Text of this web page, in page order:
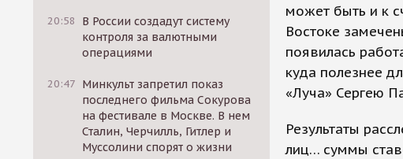
20:58
В России создадут систему
контроля за валютными
операциями
20:47 Минкульт запретил показ
последнего фильма Сокурова
на фестивале в Москве. В нем
Сталин, Черчилль, Гитлер и
Муссолини спорят о жизни
может быть и к
Востоке
появилась
куда полезнее
«Луча» Сергею
Результаты
лиц… суммы